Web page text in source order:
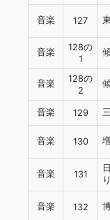
音楽 127
音楽
128の
1
音楽
128の
2
音楽 129
音楽 130
音楽 131
り
音楽 132